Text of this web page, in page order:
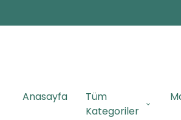
Anasayfa
Tüm
Kategoriler